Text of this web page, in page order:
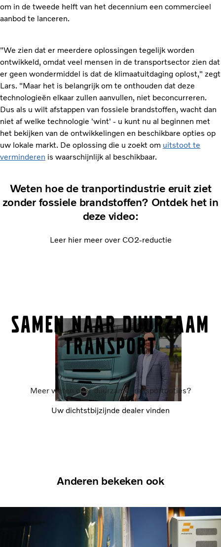
om in de tweede helft van het decennium een commercieel
aanbod te lanceren.
"We zien dat er meerdere oplossingen tegelijk worden
ontwikkeld, omdat veel mensen in de transportsector zien dat
er geen wondermiddel is dat de klimaatuitdaging oplost," zegt
Lars. "Maar het is belangrijk om te onthouden dat deze
technologieën elkaar zullen aanvullen, niet beconcurreren.
Dus als u wilt afstappen van fossiele brandstoffen, wacht dan
niet af welke technologie 'wint' - u kunt nu al beginnen met
het bekijken van de ontwikkelingen en beschikbare opties op
uw lokale markt. De oplossing die u zoekt om uitstoot te
verminderen is waarschijnlijk al beschikbaar.
Weten hoe de tranportindustrie eruit ziet
zonder fossiele brandstoffen? Ontdek het in
deze video:
Leer hier meer over CO2-reductie
Samen naar duurzaam
transport
Meer weten over duurzame transportopties?
Uw dichtstbijzijnde dealer vinden
Anderen bekeken ook